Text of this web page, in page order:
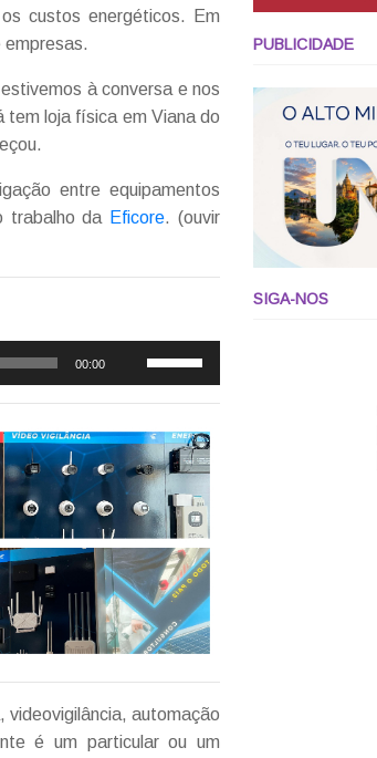
custos energéticos. Em
empresas.
à conversa e nos
tem loja física em Viana do
entre equipamentos
trabalho da Eficore. (ouvir
00:00
Use
as
setas
cima/baixo
para
aumentar
ou
diminuir
o
volume.
videovigilância, automação
é um particular ou um
PUBLICIDADE
SIGA-NOS